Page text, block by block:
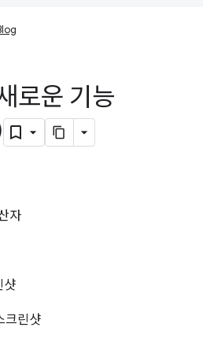
로운 기능
자
샷
크린샷